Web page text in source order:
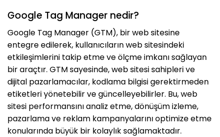
Google Tag Manager nedir?
Google Tag Manager (GTM), bir web sitesine
entegre edilerek, kullanıcıların web sitesindeki
etkileşimlerini takip etme ve ölçme imkanı sağlayan
bir araçtır. GTM sayesinde, web sitesi sahipleri ve
dijital pazarlamacılar, kodlama bilgisi gerektirmeden
etiketleri yönetebilir ve güncelleyebilirler. Bu, web
sitesi performansını analiz etme, dönüşüm izleme,
pazarlama ve reklam kampanyalarını optimize etme
konularında büyük bir kolaylık sağlamaktadır.